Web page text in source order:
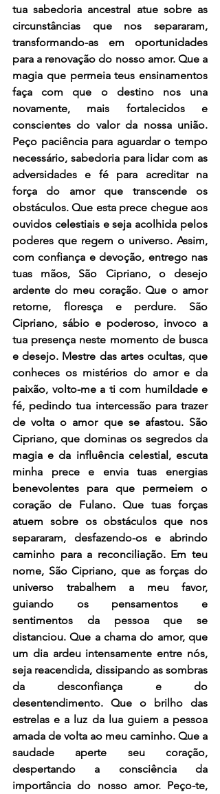
tua sabedoria ancestral atue sobre as
circunstâncias que nos separaram,
transformando-as em oportunidades
para a renovação do nosso amor. Que a
magia que permeia teus ensinamentos
faça com que o destino nos una
novamente, mais fortalecidos e
conscientes do valor da nossa união.
Peço paciência para aguardar o tempo
necessário, sabedoria para lidar com as
adversidades e fé para acreditar na
força do amor que transcende os
obstáculos. Que esta prece chegue aos
ouvidos celestiais e seja acolhida pelos
poderes que regem o universo. Assim,
com confiança e devoção, entrego nas
tuas mãos, São Cipriano, o desejo
ardente do meu coração. Que o amor
retorne, floresça e perdure. São
Cipriano, sábio e poderoso, invoco a
tua presença neste momento de busca
e desejo. Mestre das artes ocultas, que
conheces os mistérios do amor e da
paixão, volto-me a ti com humildade e
fé, pedindo tua intercessão para trazer
de volta o amor que se afastou. São
Cipriano, que dominas os segredos da
magia e da influência celestial, escuta
minha prece e envia tuas energias
benevolentes para que permeiem o
coração de Fulano. Que tuas forças
atuem sobre os obstáculos que nos
separaram, desfazendo-os e abrindo
caminho para a reconciliação. Em teu
nome, São Cipriano, que as forças do
universo trabalhem a meu favor,
guiando os pensamentos e
sentimentos da pessoa que se
distanciou. Que a chama do amor, que
um dia ardeu intensamente entre nós,
seja reacendida, dissipando as sombras
da desconfiança e do
desentendimento. Que o brilho das
estrelas e a luz da lua guiem a pessoa
amada de volta ao meu caminho. Que a
saudade aperte seu coração,
despertando a consciência da
importância do nosso amor. Peço-te,